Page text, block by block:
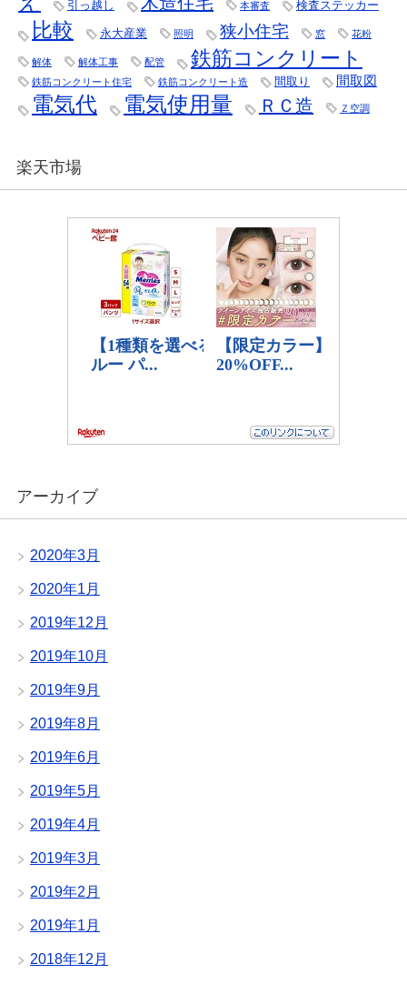
引っ越し 本審査 検査ステッカー
比較 永大産業 照明 狭小住宅 窓 花粉
解体 解体工事 配管 鉄筋コンクリート
鉄筋コンクリート住宅 鉄筋コンクリート造 間取り 間取図
電気代 電気使用量 ＲＣ造 Ｚ空調
楽天市場
アーカイブ
2020年3月
2020年1月
2019年12月
2019年10月
2019年9月
2019年8月
2019年6月
2019年5月
2019年4月
2019年3月
2019年2月
2019年1月
2018年12月